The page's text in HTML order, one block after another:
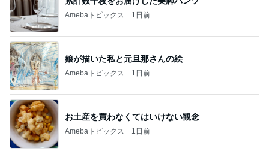
Amebaトピックス 1日前
娘が描いた私と元旦那さんの絵
Amebaトピックス 1日前
お土産を買わなくてはいけない観念
Amebaトピックス 1日前